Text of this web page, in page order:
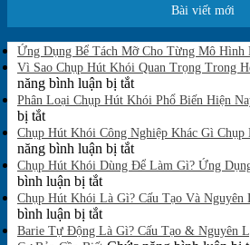
Bài viết mới
Ứng Dụng Bể Tách Mỡ Cho Từng Mô Hình
Vì Sao Chụp Hút Khói Quan Trọng Trong
năng bình luận bị tắtở
Vì
Chụp
Hút
Khói
Trọng
Hệ
Phân Loại Chụp Hút Khói Phổ Biến Hiện
bị tắtở
Phân
Loại
Chụp
Hút
Khói
Phổ
Biến
Chụp Hút Khói Công Nghiệp Khác Gì Chụp
năng bình luận bị tắtở
Chụp
Khói
Nghiệp
Chụp Hút Khói Dùng Để Làm Gì? Ứng
bình luận bị tắtở
Chụp
Hút
Khói
Chụp Hút Khói Là Gì? Cấu Tạo Và
bình luận bị tắtở
Chụp
Barie Tự Động Là Gì? Cấu Tạo & Nguyên